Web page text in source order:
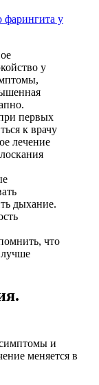
фарингита у
у
первых
к врачу
лечение
дыхание.
что
симптомы и
меняется в